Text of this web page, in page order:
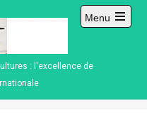
: l'excellence de
Menu
Open